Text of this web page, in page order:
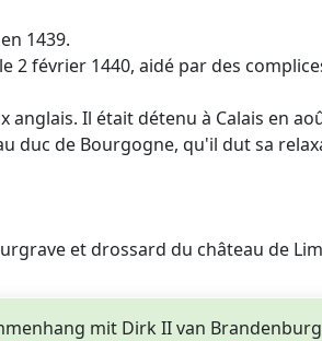
1439.
février 1440, aidé par des
Il était détenu à Calais en
duc de Bourgogne, qu'il dut sa
et drossard du château de
mit Dirk II van